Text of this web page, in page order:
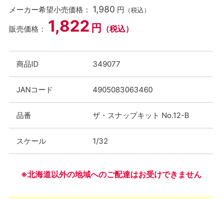
メーカー希望小売価格： 1,980 円 （税込）
販売価格： 1,822 円 （税込）
商品ID 349077
JANコード 4905083063460
品番 ザ・スナップキット No.12-B
スケール 1/32
※北海道以外の地域へのご配達はお受けできません